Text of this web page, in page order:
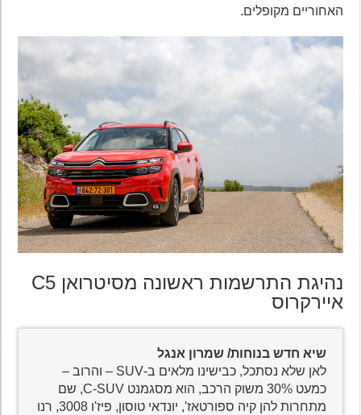
האחוריים מקופלים.
נהיגת התרשמות ראשונה מסיטרואן C5
איירקרוס
שיא חדש בנוחות/ שמרון אנגל
לאן שלא נסתכל, כבישינו מלאים ב-SUV – והרוב –
כמעט 30% משוק הרכב, הוא מסגמנט C-SUV, שם
מתחרות להן קיה ספורטאז', יונדאי טוסון, פיז'ו 3008, רנו